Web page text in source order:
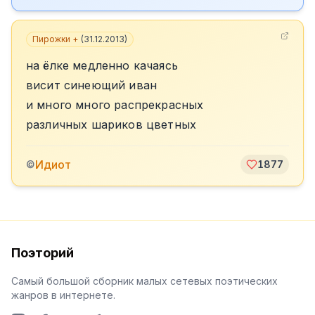
Пирожки + (31.12.2013)
на ёлке медленно качаясь
висит синеющий иван
и много много распрекрасных
различных шариков цветных
©Идиот 1877
Поэторий
Самый большой сборник малых сетевых поэтических
жанров в интернете.